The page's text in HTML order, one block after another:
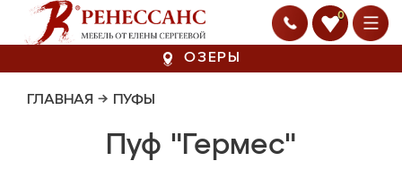
0
ОЗЕРЫ
ГЛАВНАЯ → ПУФЫ
Пуф "Гермес"